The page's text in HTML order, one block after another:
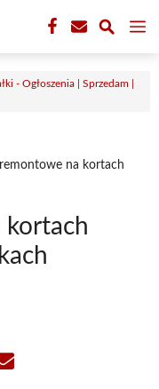
- Ogłoszenia | Sprzedam |
na kortach
kortach
Share